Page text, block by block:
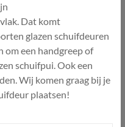
Dat komt
glazen schuifdeuren
om een handgreep of
schuifpui. Ook een
Wij komen graag bij je
plaatsen!